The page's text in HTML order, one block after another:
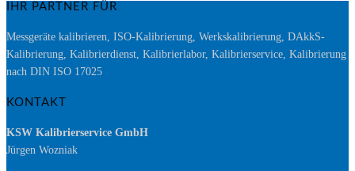
IHR PARTNER FÜR
Messgeräte kalibrieren, ISO-Kalibrierung, Werkskalibrierung, DAkkS-
Kalibrierung, Kalibrierdienst, Kalibrierlabor, Kalibrierservice, Kalibrierung
nach DIN ISO 17025
KONTAKT
KSW Kalibrierservice GmbH
Jürgen Wozniak